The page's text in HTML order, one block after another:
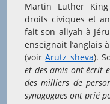
Martin Luther
droits civiques et
fait son aliyah à
enseignait l’anglais
(voirArutz sheva).
et des amis ont écrit
des milliers de
synagogues ont prié